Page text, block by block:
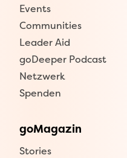
Events
Communities
Leader Aid
goDeeper Podcast
Netzwerk
Spenden
goMagazin
Stories